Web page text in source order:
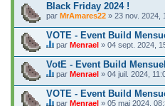
o
n
t
i
e
n
t
u
n
s
o
n
e
t
o
n
i
e
n
t
u
n
e
s
u
j
e
o
n
i
e
n
Black Friday 2024 !
par MrAmares22 » 23 nov. 2024,
VOTE - Event Build
C
e
s
u
j
e
par Menrael » 04 sept. 2024,
VotE - Event Build
C
e
s
par Menrael » 04 juil. 2024,
VOTE - Event Build
par Menrael » 05 mai 2024,